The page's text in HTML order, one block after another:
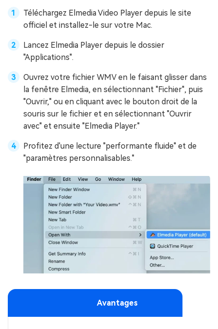
Téléchargez Elmedia Video Player depuis le site
officiel et installez-le sur votre Mac.
Lancez Elmedia Player depuis le dossier
"Applications".
Ouvrez votre fichier WMV en le faisant glisser dans
la fenêtre Elmedia, en sélectionnant "Fichier", puis
"Ouvrir," ou en cliquant avec le bouton droit de la
souris sur le fichier et en sélectionnant "Ouvrir
avec" et ensuite "Elmedia Player."
Profitez d'une lecture "performante fluide" et de
"paramètres personnalisables."
Avantages